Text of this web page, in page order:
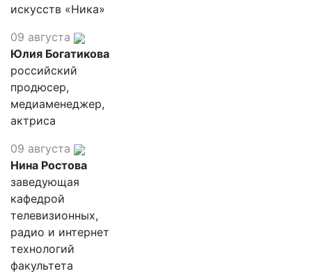
искусств «Ника»
09 августа
Юлия Богатикова
российский
продюсер,
медиаменеджер,
актриса
09 августа
Нина Ростова
заведующая
кафедрой
телевизионных,
радио и интернет
технологий
факультета